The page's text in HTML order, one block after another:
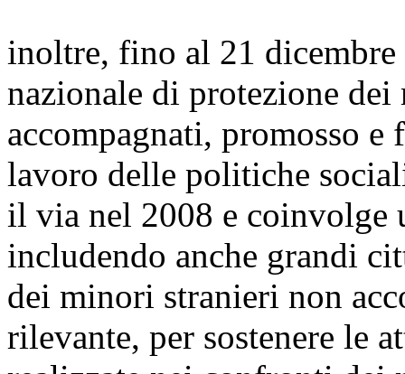
inoltre, fino al 21
nazionale di protezione
accompagnati, promosso
lavoro delle politiche
il via nel 2008 e coinvolge
includendo anche grandi
dei minori stranieri non
rilevante, per sostenere le